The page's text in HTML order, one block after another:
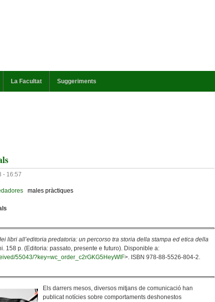
La Facultat Suggeriments
- 16:57
males pràctiques
libri all’editoria predatoria: un percorso tra storia della stampa ed etica della
158 p. (Editoria: passato, presente e futuro). Disponible a:
55043/?key=wc_order_c2rGKG5HeyWlF>. ISBN 978-88-5526-804-2.
Els darrers mesos, diversos mitjans de comunicació han
publicat notícies sobre comportaments deshonestos